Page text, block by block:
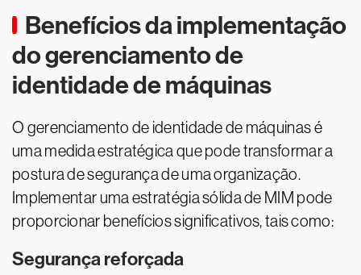
Benefícios da implementação
do gerenciamento de
identidade de máquinas
O gerenciamento de identidade de máquinas é
uma medida estratégica que pode transformar a
postura de segurança de uma organização.
Implementar uma estratégia sólida de MIM pode
proporcionar benefícios significativos, tais como:
Segurança reforçada